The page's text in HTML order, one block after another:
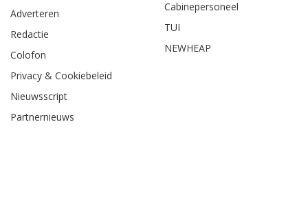
Adverteren
Redactie
Colofon
Privacy & Cookiebeleid
Nieuwsscript
Partnernieuws
Cabinepersoneel
TUI
NEWHEAP